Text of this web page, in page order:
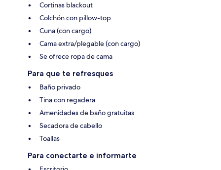
Cortinas blackout
Colchón con pillow-top
Cuna (con cargo)
Cama extra/plegable (con cargo)
Se ofrece ropa de cama
Para que te refresques
Baño privado
Tina con regadera
Amenidades de baño gratuitas
Secadora de cabello
Toallas
Para conectarte e informarte